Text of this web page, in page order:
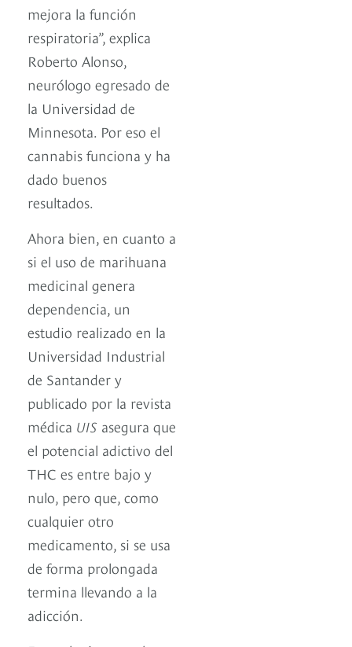
mejora la función
respiratoria”, explica
Roberto Alonso,
neurólogo egresado de
la Universidad de
Minnesota. Por eso el
cannabis funciona y ha
dado buenos
resultados.
Ahora bien, en cuanto a
si el uso de marihuana
medicinal genera
dependencia, un
estudio realizado en la
Universidad Industrial
de Santander y
publicado por la revista
médica UIS asegura que
el potencial adictivo del
THC es entre bajo y
nulo, pero que, como
cualquier otro
medicamento, si se usa
de forma prolongada
termina llevando a la
adicción.